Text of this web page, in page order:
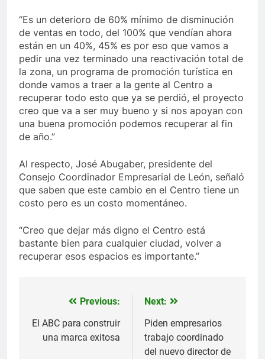
“Es un deterioro de 60% mínimo de disminución
de ventas en todo, del 100% que vendían ahora
están en un 40%, 45% es por eso que vamos a
pedir una vez terminado una reactivación total de
la zona, un programa de promoción turística en
donde vamos a traer a la gente al Centro a
recuperar todo esto que ya se perdió, el proyecto
creo que va a ser muy bueno y si nos apoyan con
una buena promoción podemos recuperar al fin
de año.”
Al respecto, José Abugaber, presidente del
Consejo Coordinador Empresarial de León, señaló
que saben que este cambio en el Centro tiene un
costo pero es un costo momentáneo.
“Creo que dejar más digno el Centro está
bastante bien para cualquier ciudad, volver a
recuperar esos espacios es importante.”
Navegación
de
Previous:
El ABC para construir
una marca exitosa
Next:
Piden empresarios
trabajo coordinado
del nuevo director de